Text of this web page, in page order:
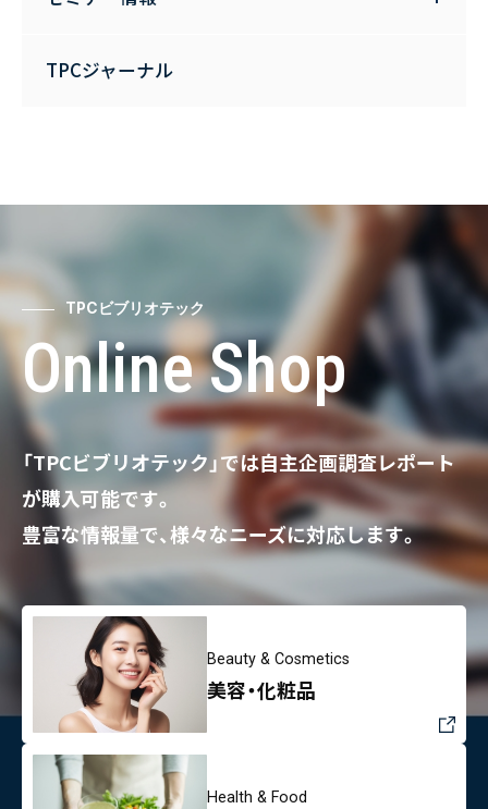
TPCジャーナル
TPCビブリオテック
Online Shop
「TPCビブリオテック」では自主企画調査レポート
が購入可能です。
豊富な情報量で、様々なニーズに対応します。
Beauty & Cosmetics
美容・化粧品
Health & Food